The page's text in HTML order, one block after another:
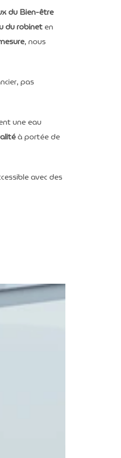
du Bien-être
du robinet en
, nous
pas
une eau
à portée de
avec des